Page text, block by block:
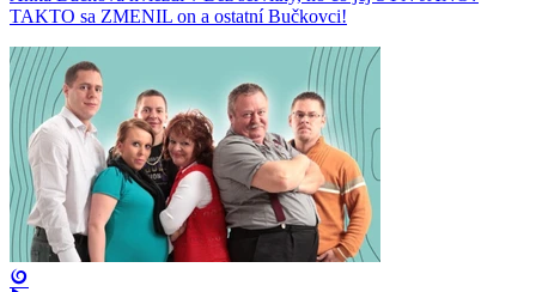
TAKTO sa ZMENIL on a ostatní Bučkovci!